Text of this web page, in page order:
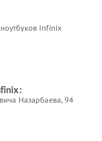
Infinix
Назарбаева, 94